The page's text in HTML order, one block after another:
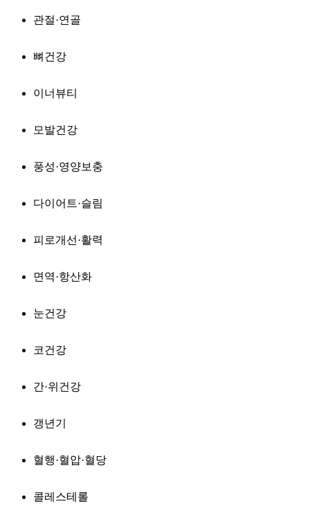
관절·연골
뼈건강
이너뷰티
모발건강
풍성·영양보충
다이어트·슬림
피로개선·활력
면역·항산화
눈건강
코건강
간·위건강
갱년기
혈행·혈압·혈당
콜레스테롤